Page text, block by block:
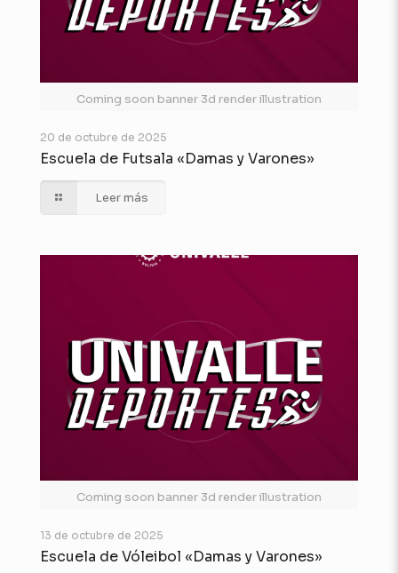
Coming soon banner 3d render illustration
20 de octubre de 2025
Escuela de Futsala «Damas y Varones»
Leer más
Coming soon banner 3d render illustration
13 de octubre de 2025
Escuela de Vóleibol «Damas y Varones»